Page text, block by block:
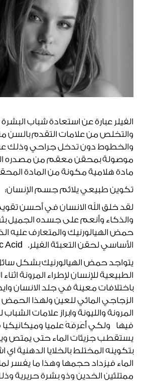
الفيلر عبارة عن استعادة شباب البشرة
والتخلص من علامات التقدم بالسن
والخطوط دون تدخل جراحي وذلك
موصولة بمحقن معقم من مصدره
مادة هلامية مكونة من المادة
تكوين طبيعي يلائم جسم الإنسان:
لقد خلق الله الانسان في أحسن
والذكاء وأنعم على جسده الجميل
حمض الهيالورنيك والمتعارف عليه
الأساسي لحقن التعبئة الفيلر. Hyaluronic Acid
يتواجد حمض الهيالورنيك بشكل
الطبيعية للإنسان لإطراء المرونة
باختلافات معينة في جلد الانسان
الزجاجي المائي للعين ولهذا الحمض
المرونة والليونة وابراز علامات
فيها ولكي أُعَرِفَهُ علميا
يستقطب جزيئات الماء حتى يمتص
بتكوينه المختلط بالخلايا الدهنية
الماء فيزداد حجمها وهذا ما يفسر
ممتلئين الخدين وذو بشرة حريرية